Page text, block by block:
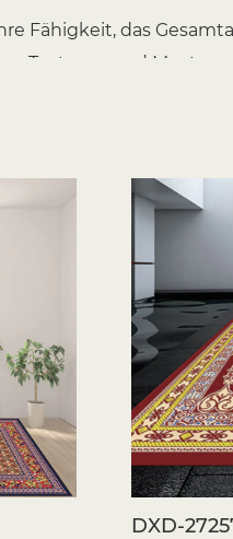
Fähigkeit, das
Texturen und Mustern
können sich
Füßen eine Schicht
und tragen dazu
Jahreszeiten.
von Teppichen ist
hallt das Lärm
das Klang zu
nützlich in
DXD-